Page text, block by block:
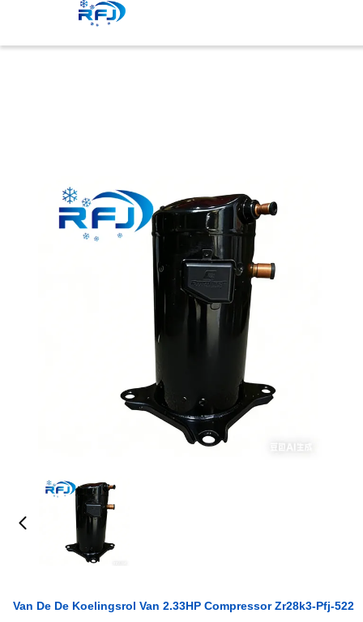
Van De De Koelingsrol Van 2.33HP Compressor Zr28k3-Pfj-522